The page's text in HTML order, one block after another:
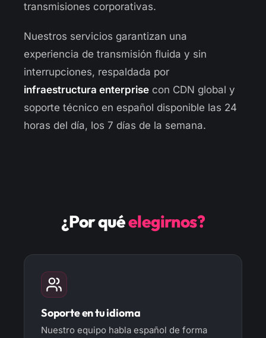
transmisiones corporativas.
Nuestros servicios garantizan una
experiencia de transmisión fluida y sin
interrupciones, respaldada por
infraestructura enterprise con CDN global y
soporte técnico en español disponible las 24
horas del día, los 7 días de la semana.
¿Por quéelegirnos?
Soporte en tu idioma
Nuestro equipo habla español de forma